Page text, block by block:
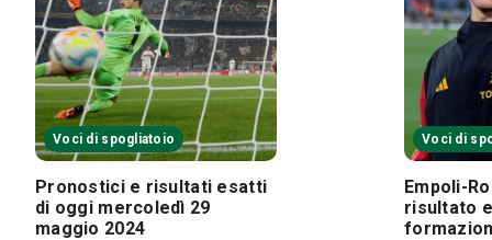
Voci di spogliatoio
Pronostici e risultati esatti
di oggi mercoledì 29
maggio 2024
Voci di
Empoli-
risultato